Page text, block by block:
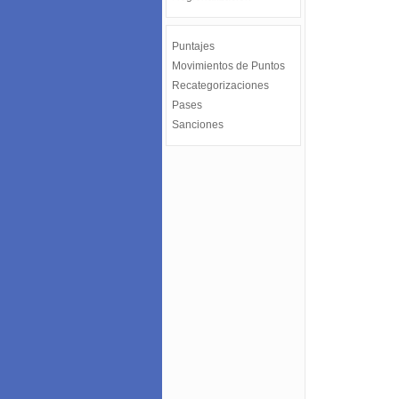
Puntajes
Movimientos de Puntos
Recategorizaciones
Pases
Sanciones